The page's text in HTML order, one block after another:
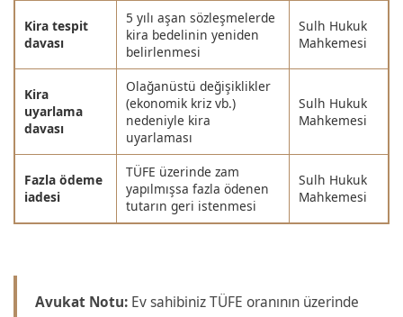
Kira tespit
davası
5 yılı aşan sözleşmelerde
kira bedelinin yeniden
belirlenmesi
Sulh Hukuk
Mahkemesi
Kira
uyarlama
davası
Olağanüstü değişiklikler
(ekonomik kriz vb.)
nedeniyle kira
uyarlaması
Sulh Hukuk
Mahkemesi
Fazla ödeme
iadesi
TÜFE üzerinde zam
yapılmışsa fazla ödenen
tutarın geri istenmesi
Sulh Hukuk
Mahkemesi
Avukat Notu: Ev sahibiniz TÜFE oranının üzerinde